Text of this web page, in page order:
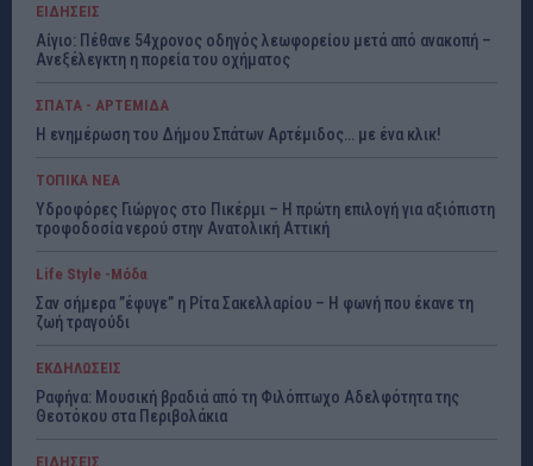
ΕΙΔΗΣΕΙΣ
Αίγιο: Πέθανε 54χρονος οδηγός λεωφορείου μετά από ανακοπή –
Ανεξέλεγκτη η πορεία του οχήματος
ΣΠΑΤΑ - ΑΡΤΕΜΙΔΑ
Η ενημέρωση του Δήμου Σπάτων Αρτέμιδος… με ένα κλικ!
ΤΟΠΙΚΑ ΝΕΑ
Υδροφόρες Γιώργος στο Πικέρμι – Η πρώτη επιλογή για αξιόπιστη
τροφοδοσία νερού στην Ανατολική Αττική
Life Style -Μόδα
Σαν σήμερα ”έφυγε” η Ρίτα Σακελλαρίου – Η φωνή που έκανε τη
ζωή τραγούδι
ΕΚΔΗΛΩΣΕΙΣ
Ραφήνα: Μουσική βραδιά από τη Φιλόπτωχο Αδελφότητα της
Θεοτόκου στα Περιβολάκια
ΕΙΔΗΣΕΙΣ